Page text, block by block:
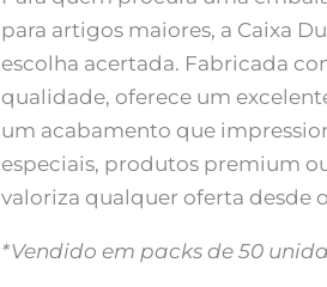
para artigos maiores, a Caixa
escolha acertada. Fabricada
qualidade, oferece um
um acabamento que
especiais, produtos premium
valoriza qualquer oferta desde
*Vendido em packs de 50